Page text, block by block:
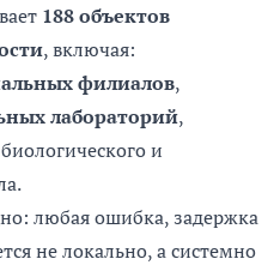
188 объектов
, включая:
филиалов,
лабораторий,
и
любая ошибка, задержка
не локально, а системно